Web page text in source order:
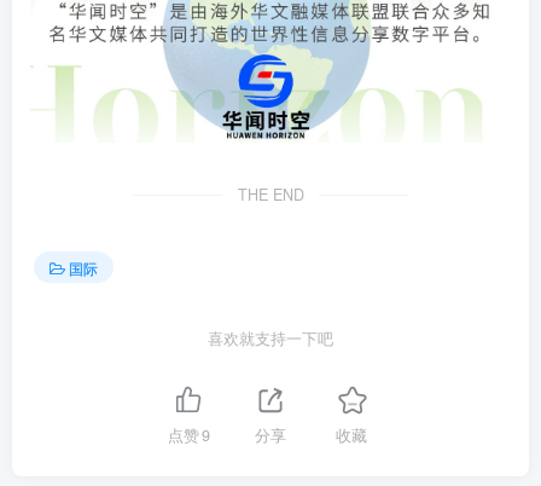
THE END
国际
喜欢就支持一下吧
点赞9 分享 收藏